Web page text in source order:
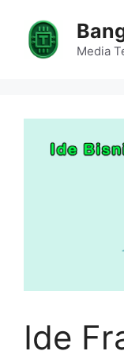
content
Media
Ide